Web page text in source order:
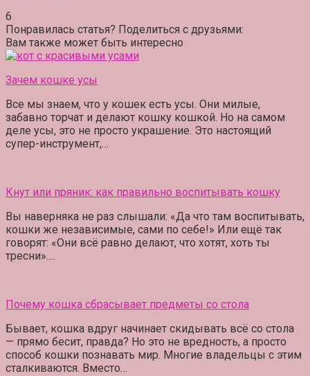
6
Понравилась статья? Поделиться с друзьями:
Вам также может быть интересно
Зачем кошке усы
Все мы знаем, что у кошек есть усы. Они милые,
забавно торчат и делают кошку кошкой. Но на самом
деле усы, это не просто украшение. Это настоящий
супер-инструмент,…
Кнут или пряник: как правильно воспитывать кошку
Вы наверняка не раз слышали: «Да что там воспитывать,
кошки же независимые, сами по себе!» Или ещё так
говорят: «Они всё равно делают, что хотят, хоть ты
тресни»….
Почему кошка сбрасывает предметы со стола
Бывает, кошка вдруг начинает скидывать всё со стола
— прямо бесит, правда? Но это не вредность, а просто
способ кошки познавать мир. Многие владельцы с этим
сталкиваются. Вместо…